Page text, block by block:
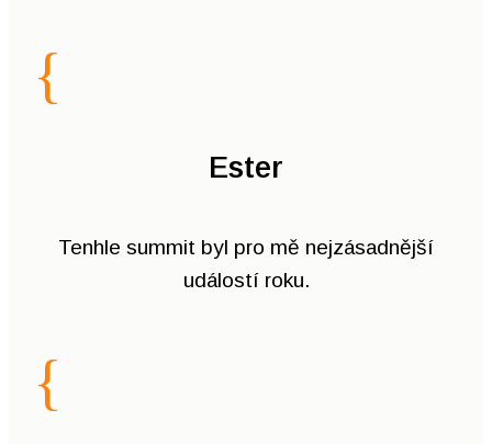
{
Ester
Tenhle summit byl pro mě nejzásadnější
událostí roku.
{